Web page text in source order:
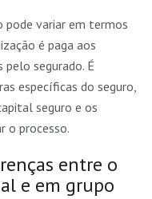
pode variar em termos
é paga aos
pelo segurado. É
específicas do seguro,
seguro e os
o processo.
entre o
e em grupo